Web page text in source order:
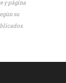
y página
su